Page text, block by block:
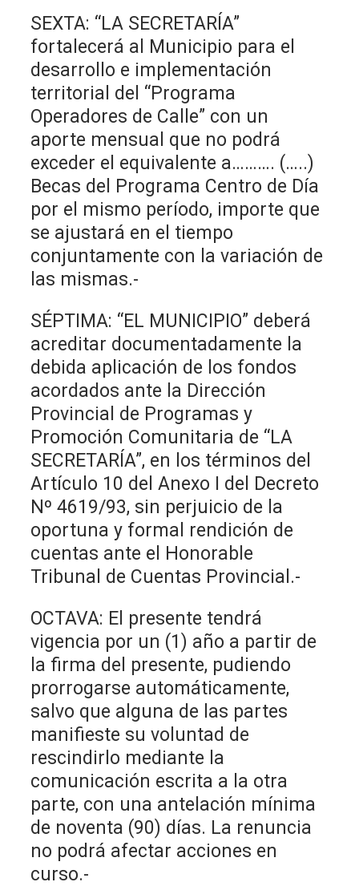
SEXTA: “LA SECRETARÍA”
fortalecerá al Municipio para el
desarrollo e implementación
territorial del “Programa
Operadores de Calle” con un
aporte mensual que no podrá
exceder el equivalente a………. (…..)
Becas del Programa Centro de Día
por el mismo período, importe que
se ajustará en el tiempo
conjuntamente con la variación de
las mismas.-
SÉPTIMA: “EL MUNICIPIO” deberá
acreditar documentadamente la
debida aplicación de los fondos
acordados ante la Dirección
Provincial de Programas y
Promoción Comunitaria de “LA
SECRETARÍA”, en los términos del
Artículo 10 del Anexo I del Decreto
Nº 4619/93, sin perjuicio de la
oportuna y formal rendición de
cuentas ante el Honorable
Tribunal de Cuentas Provincial.-
OCTAVA: El presente tendrá
vigencia por un (1) año a partir de
la firma del presente, pudiendo
prorrogarse automáticamente,
salvo que alguna de las partes
manifieste su voluntad de
rescindirlo mediante la
comunicación escrita a la otra
parte, con una antelación mínima
de noventa (90) días. La renuncia
no podrá afectar acciones en
curso.-